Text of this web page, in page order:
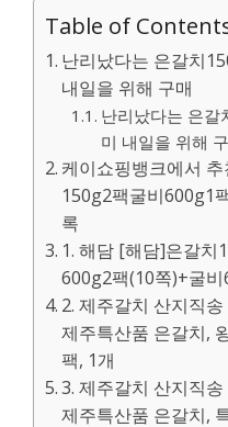
Table of
난리났다는 은갈치
내일을 위해 구매
난리났다는 은
미 내일을 위해
케이쇼핑뱅크에서
150g2팩굴비600g1
록
1. 해담 [해담]은갈치
600g2팩(10쪽)+굴
2. 제주갈치 산지직
제주특산품 은갈치,
팩, 1개
3. 제주갈치 산지직
제주특산품 은갈치,